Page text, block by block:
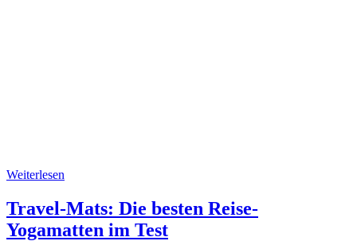
Weiterlesen
Travel-Mats: Die besten Reise-
Yogamatten im Test